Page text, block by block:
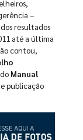
–
resultados
até a última
contou,
Manual
publicação